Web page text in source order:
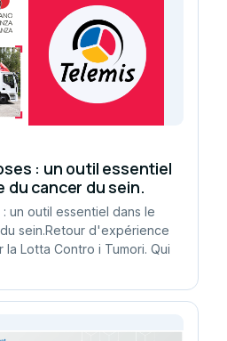
: un outil essentiel
du cancer du sein.
un outil essentiel dans le
sein.Retour d'expérience
la Lotta Contro i Tumori. Qui